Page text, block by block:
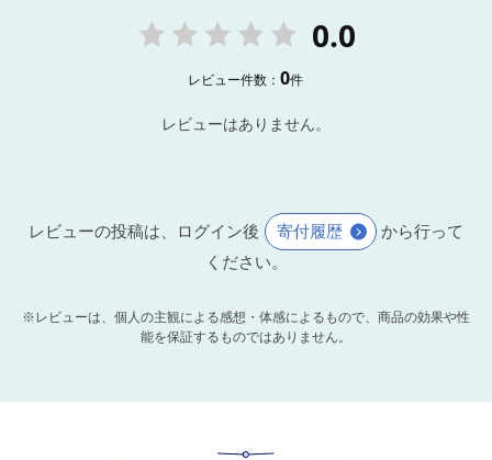
0.0
レビュー件数：0件
レビューはありません。
レビューの投稿は、ログイン後 寄付履歴
から行って
ください。
※レビューは、個人の主観による感想・体感によるもので、商品の効果や性
能を保証するものではありません。